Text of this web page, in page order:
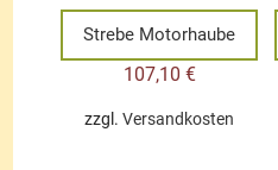
Strebe Motorhaube
107,10 €
zzgl.Versandkosten